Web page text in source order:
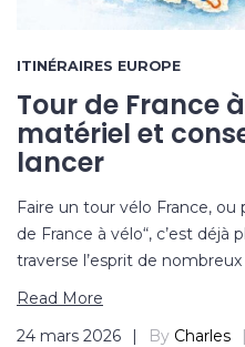
ITINÉRAIRES EUROPE
Tour de France
matériel et
lancer
Faire un tour vélo France,
de France à vélo“, c’est déjà
traverse l’esprit de
Read More
24 mars 2026
By Charles